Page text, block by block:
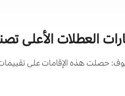
العطلات الأعلى
حصلت هذه الإقامات على